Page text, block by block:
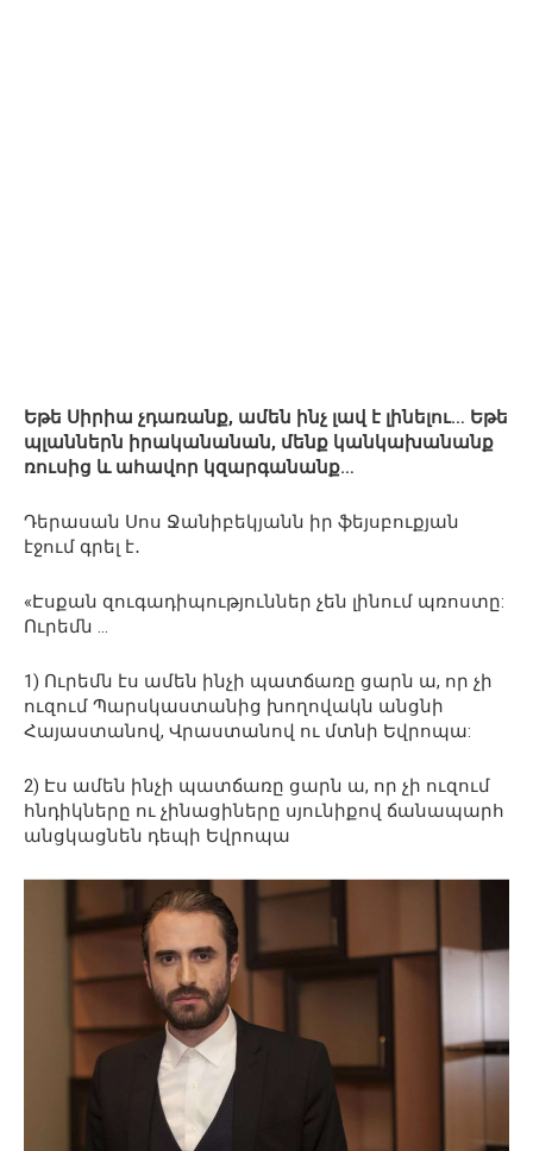
Եթե Սիրիա չդառանք, ամեն ինչ լավ է լինելու… Եթե
պլաններն իրականանան, մենք կանկախանանք
ռուսից և ահավոր կզարգանանք…
Դերասան Սոս Ջանիբեկյանն իր ֆեյսբուքյան
էջում գրել է․
«Էսքան զուգադիպություններ չեն լինում պռոստը:
Ուրեմն …
1) Ուրեմն էս ամեն ինչի պատճառը ցարն ա, որ չի
ուզում Պարսկաստանից խողովակն անցնի
Հայաստանով, Վրաստանով ու մտնի Եվրոպա:
2) Էս ամեն ինչի պատճառը ցարն ա, որ չի ուզում
հնդիկները ու չինացիները սյունիքով ճանապարհ
անցկացնեն դեպի Եվրոպա